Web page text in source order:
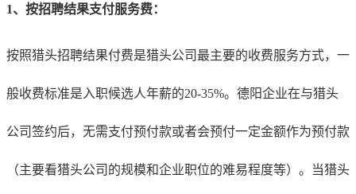
1、 按招聘结果支付服务费：
按照猎头招聘结果付费是猎头公司最主要的收费服务方式，一
般收费标准是入职候选人年薪的20-35%。德阳企业在与猎头
公司签约后，无需支付预付款或者会预付一定金额作为预付款
（主要看猎头公司的规模和企业职位的难易程度等）。当猎头